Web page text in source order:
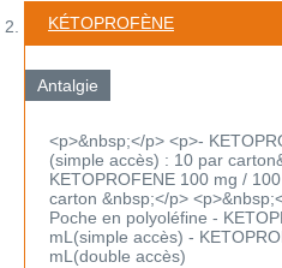
KÉTOPROFÈNE
Antalgie
<p>&nbsp;</p> <p>-
(simple accès) : 10 par
KETOPROFENE 100 mg /
carton &nbsp;</p>
Poche en polyoléfine -
mL(simple accès) -
mL(double accès)